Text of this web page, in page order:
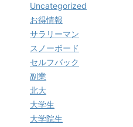
Uncategorized
お得情報
サラリーマン
スノーボード
セルフバック
副業
北大
大学生
大学院生